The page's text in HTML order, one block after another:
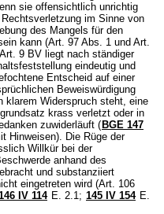
sie offensichtlich unrichtig
im Sinne von
des Mangels für den
kann (Art. 97 Abs. 1 und Art.
Art. 9 BV liegt nach ständiger
eindeutig und
Entscheid auf einer
Beweiswürdigung
klarem Widerspruch steht, eine
krass verletzt oder in
zuwiderläuft ( BGE 147
Hinweisen). Die Rüge der
Willkür bei der
anhand des
und substanziiert
eingetreten wird (Art. 106
IV 114 E. 2.1; 145 IV 154 E.